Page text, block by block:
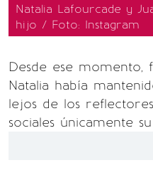
Natalia Lafourcade y
hijo / Foto: Instagram
Desde ese momento,
Natalia había
lejos de los
sociales únicamente